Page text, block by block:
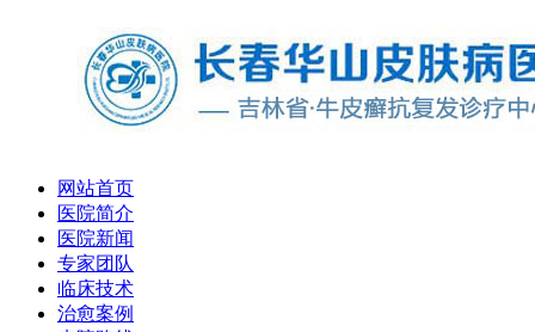
网站首页
医院简介
医院新闻
专家团队
临床技术
治愈案例